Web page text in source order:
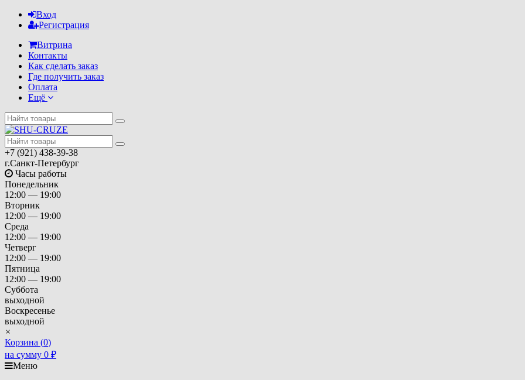
Вход
Регистрация
Витрина
Контакты
Как сделать заказ
Где получить заказ
Оплата
Ещё
+7 (921) 438-39-38
г.Санкт-Петербург
Часы работы
Понедельник
12:00 — 19:00
Вторник
12:00 — 19:00
Среда
12:00 — 19:00
Четверг
12:00 — 19:00
Пятница
12:00 — 19:00
Суббота
выходной
Воскресенье
выходной
×
Корзина (0)
на сумму 0 ₽
Меню